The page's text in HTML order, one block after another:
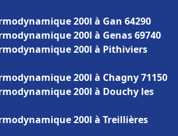
200l à Gan 64290
200l à Genas 69740
200l à Pithiviers
200l à Chagny 71150
200l à Douchy les
200l à Treillières